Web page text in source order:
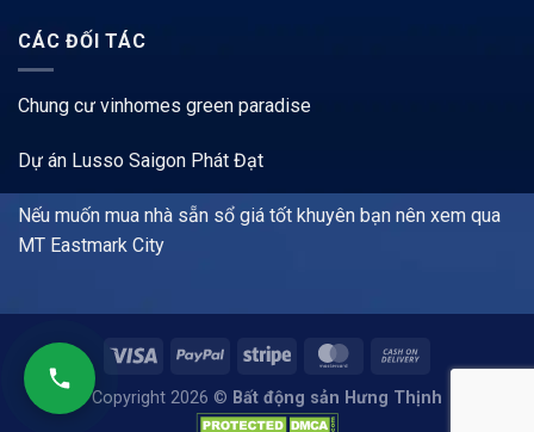
CÁC ĐỐI TÁC
Chung cư vinhomes green paradise
Dự án Lusso Saigon Phát Đạt
Nếu muốn mua nhà sẵn sổ giá tốt khuyên bạn nên xem qua
MT Eastmark City
Copyright 2026 © Bất động sản Hưng Thịnh